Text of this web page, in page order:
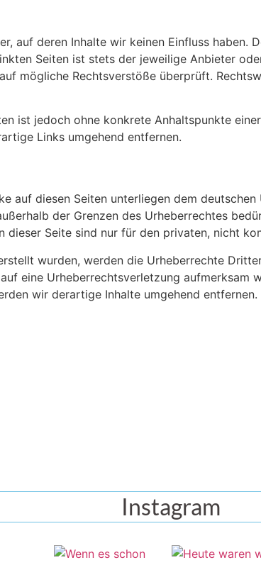
auf deren Inhalte wir keinen Einfluss haben.
Seiten ist stets der jeweilige Anbieter
mögliche Rechtsverstöße überprüft.
ist jedoch ohne konkrete Anhaltspunkte
Links umgehend entfernen.
auf diesen Seiten unterliegen dem
der Grenzen des Urheberrechtes
dieser Seite sind nur für den privaten, nicht
wurden, werden die Urheberrechte
eine Urheberrechtsverletzung aufmerksam
wir derartige Inhalte umgehend entfernen.
Instagram